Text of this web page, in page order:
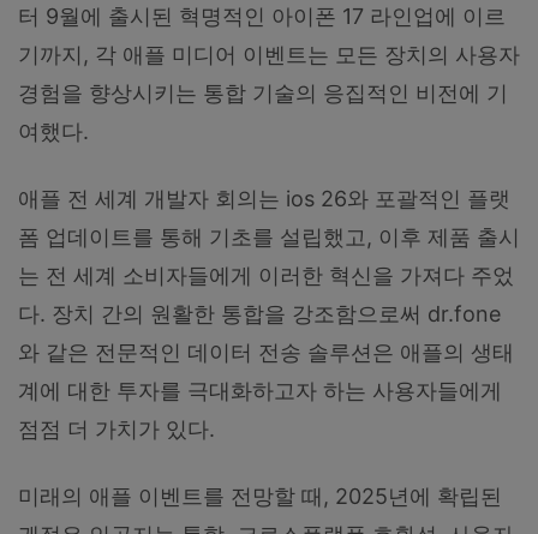
터 9월에 출시된 혁명적인 아이폰 17 라인업에 이르
기까지, 각 애플 미디어 이벤트는 모든 장치의 사용자
경험을 향상시키는 통합 기술의 응집적인 비전에 기
여했다.
애플 전 세계 개발자 회의는 ios 26와 포괄적인 플랫
폼 업데이트를 통해 기초를 설립했고, 이후 제품 출시
는 전 세계 소비자들에게 이러한 혁신을 가져다 주었
다. 장치 간의 원활한 통합을 강조함으로써 dr.fone
와 같은 전문적인 데이터 전송 솔루션은 애플의 생태
계에 대한 투자를 극대화하고자 하는 사용자들에게
점점 더 가치가 있다.
미래의 애플 이벤트를 전망할 때, 2025년에 확립된